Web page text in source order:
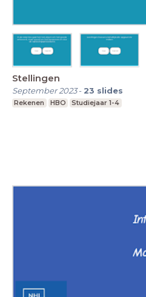
Stellingen
September 2023- 23 slides
Rekenen HBO Studiejaar 1-4